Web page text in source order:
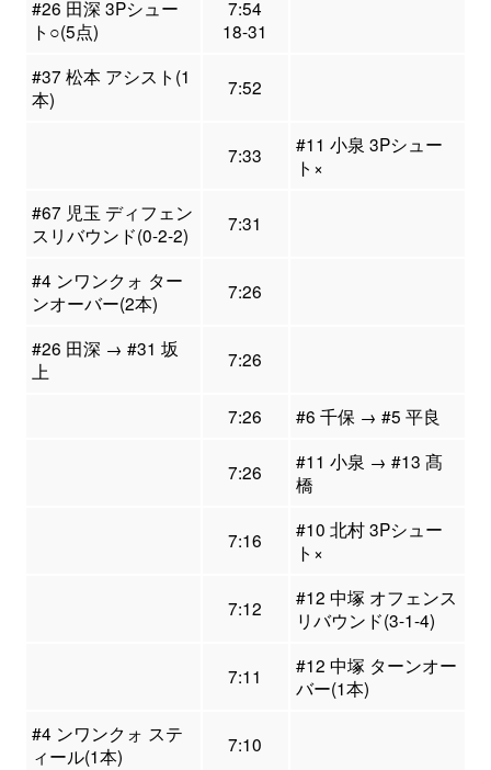
#26 田深 3Pシュー
ト○(5点)
7:54
18-31
#37 松本 アシスト(1
本)
7:52
7:33
#11 小泉 3Pシュー
ト×
#67 児玉 ディフェン
スリバウンド(0-2-2)
7:31
#4 ンワンクォ ター
ンオーバー(2本)
7:26
#26 田深 → #31 坂
上
7:26
7:26 #6 千保 → #5 平良
7:26
#11 小泉 → #13 髙
橋
7:16
#10 北村 3Pシュー
ト×
7:12
#12 中塚 オフェンス
リバウンド(3-1-4)
7:11
#12 中塚 ターンオー
バー(1本)
#4 ンワンクォ ステ
ィール(1本)
7:10